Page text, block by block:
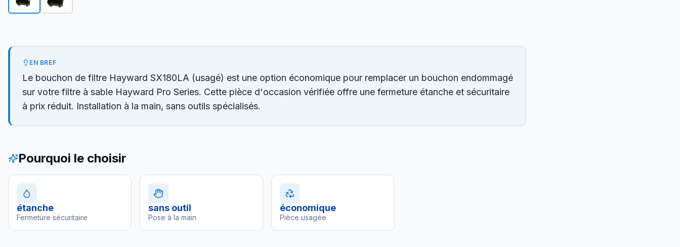
EN BREF
Le bouchon de filtre Hayward SX180LA (usagé) est une option économique pour remplacer un bouchon endommagé
sur votre filtre à sable Hayward Pro Series. Cette pièce d'occasion vérifiée offre une fermeture étanche et sécuritaire
à prix réduit. Installation à la main, sans outils spécialisés.
Pourquoi le choisir
étanche
Fermeture sécuritaire
sans outil
Pose à la main
économique
Pièce usagée